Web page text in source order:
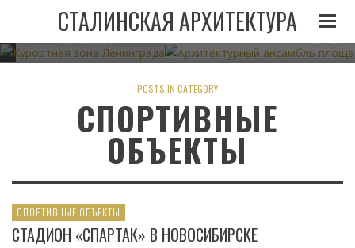
СТАЛИНСКАЯ АРХИТЕКТУРА
05.11.2022
ЛЕНИНГРАДА ПРИ
СТАЛИНЕ
23.07.2022
АРХИТЕКТУРНЫЙ АНСАМБЛЬ
В МИНСКЕ
21.07.2022
POSTS IN CATEGORY
СПОРТИВНЫЕ
ОБЪЕКТЫ
СПОРТИВНЫЕ ОБЪЕКТЫ
СТАДИОН «СПАРТАК» В НОВОСИБИРСКЕ